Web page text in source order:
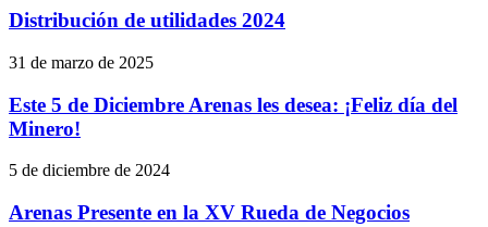
Distribución de utilidades 2024
31 de marzo de 2025
Este 5 de Diciembre Arenas les desea: ¡Feliz día del
Minero!
5 de diciembre de 2024
Arenas Presente en la XV Rueda de Negocios